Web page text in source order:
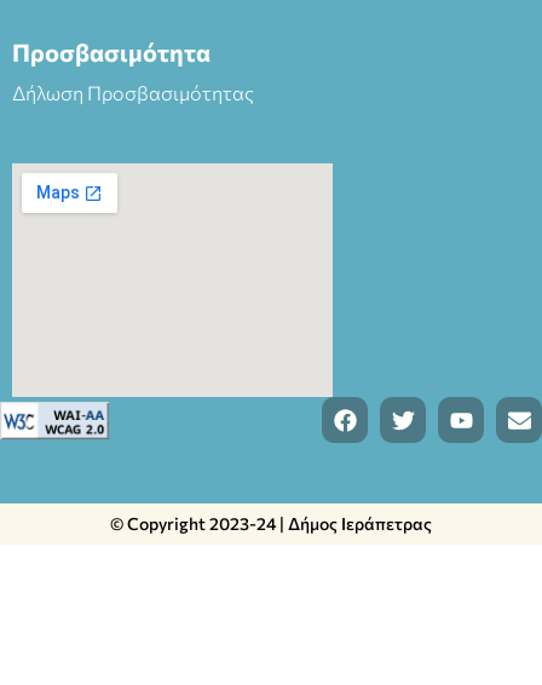
Προσβασιμότητα
Δήλωση Προσβασιμότητας
© Copyright 2023-24 | Δήμος Ιεράπετρας